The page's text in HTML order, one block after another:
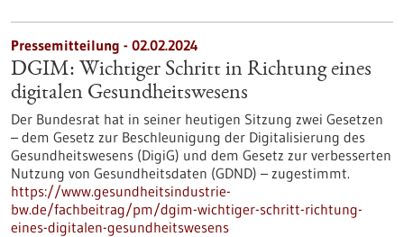
Pressemitteilung - 02.02.2024
DGIM: Wichtiger Schritt in Richtung eines
digitalen Gesundheitswesens
Der Bundesrat hat in seiner heutigen Sitzung zwei Gesetzen
– dem Gesetz zur Beschleunigung der Digitalisierung des
Gesundheitswesens (DigiG) und dem Gesetz zur verbesserten
Nutzung von Gesundheitsdaten (GDND) – zugestimmt.
https://www.gesundheitsindustrie-
bw.de/fachbeitrag/pm/dgim-wichtiger-schritt-richtung-
eines-digitalen-gesundheitswesens